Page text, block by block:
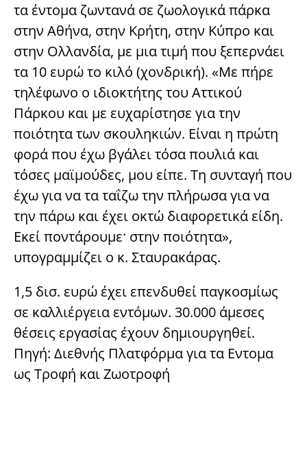
τα έντομα ζωντανά σε ζωολογικά πάρκα
στην Αθήνα, στην Κρήτη, στην Κύπρο και
στην Ολλανδία, με μια τιμή που ξεπερνάει
τα 10 ευρώ το κιλό (χονδρική). «Με πήρε
τηλέφωνο ο ιδιοκτήτης του Αττικού
Πάρκου και με ευχαρίστησε για την
ποιότητα των σκουληκιών. Είναι η πρώτη
φορά που έχω βγάλει τόσα πουλιά και
τόσες μαϊμούδες, μου είπε. Τη συνταγή που
έχω για να τα ταΐζω την πλήρωσα για να
την πάρω και έχει οκτώ διαφορετικά είδη.
Εκεί ποντάρουμε· στην ποιότητα»,
υπογραμμίζει ο κ. Σταυρακάρας.
1,5 δισ. ευρώ έχει επενδυθεί παγκοσμίως
σε καλλιέργεια εντόμων. 30.000 άμεσες
θέσεις εργασίας έχουν δημιουργηθεί.
Πηγή: Διεθνής Πλατφόρμα για τα Εντομα
ως Τροφή και Ζωοτροφή